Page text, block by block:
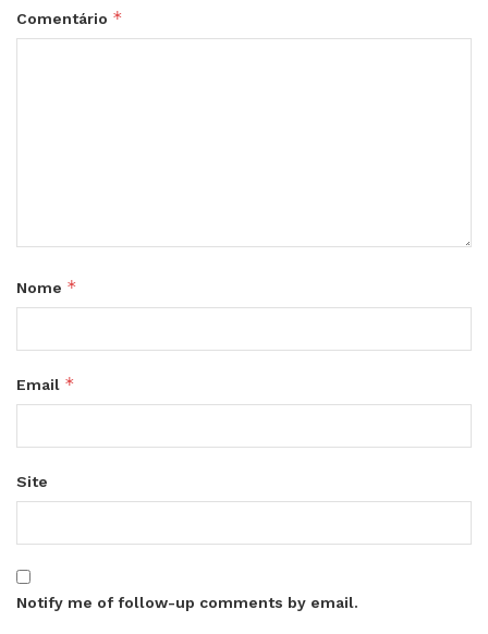
Comentário *
Nome *
Email *
Site
Notify me of follow-up comments by email.